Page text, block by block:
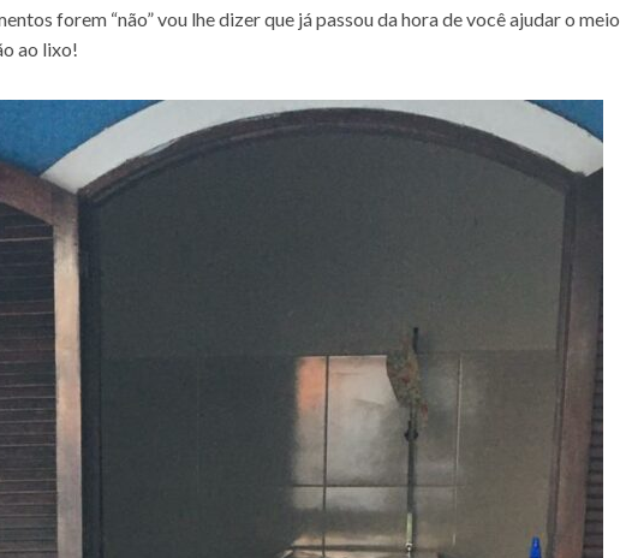
forem “não” vou lhe dizer que já passou da hora de você ajudar o meio
ao lixo!